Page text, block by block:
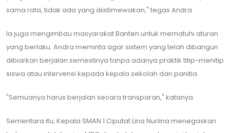
sama rata, tidak ada yang diistimewakan," tegas Andra.
​Ia juga mengimbau masyarakat Banten untuk mematuhi aturan
yang berlaku. Andra meminta agar sistem yang telah dibangun
dibiarkan berjalan semestinya tanpa adanya praktik titip-menitip
siswa atau intervensi kepada kepala sekolah dan panitia.
​"Semuanya harus berjalan secara transparan," katanya.
​Sementara itu, Kepala SMAN 1 Ciputat Lina Nurlina menegaskan